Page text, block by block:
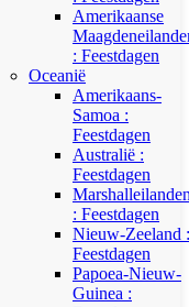
Amerikaanse
: Feestdagen
Oceanië
Amerikaans-
Samoa :
Feestdagen
Australië :
Feestdagen
: Feestdagen
Nieuw-Zeeland :
Feestdagen
Papoea-Nieuw-
Guinea :